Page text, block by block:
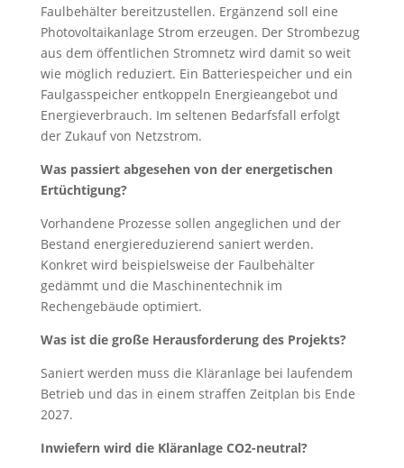
Faulbehälter bereitzustellen. Ergänzend soll eine
Photovoltaikanlage Strom erzeugen. Der Strombezug
aus dem öffentlichen Stromnetz wird damit so weit
wie möglich reduziert. Ein Batteriespeicher und ein
Faulgasspeicher entkoppeln Energieangebot und
Energieverbrauch. Im seltenen Bedarfsfall erfolgt
der Zukauf von Netzstrom.
Was passiert abgesehen von der energetischen
Ertüchtigung?
Vorhandene Prozesse sollen angeglichen und der
Bestand energiereduzierend saniert werden.
Konkret wird beispielsweise der Faulbehälter
gedämmt und die Maschinentechnik im
Rechengebäude optimiert.
Was ist die große Herausforderung des Projekts?
Saniert werden muss die Kläranlage bei laufendem
Betrieb und das in einem straffen Zeitplan bis Ende
2027.
Inwiefern wird die Kläranlage CO2-neutral?